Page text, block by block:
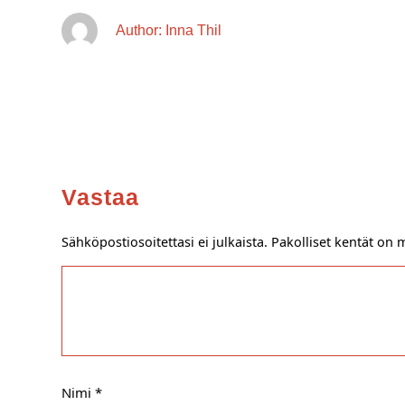
e
Author: Inna Thil
Vastaa
Sähköpostiosoitettasi ei julkaista. Pakolliset kentät on
Nimi *